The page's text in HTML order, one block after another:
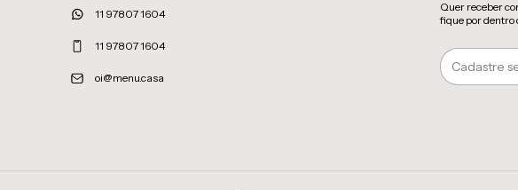
11 97807 1604
11 97807 1604
oi@menu.casa
Quer receber
fique por dentro